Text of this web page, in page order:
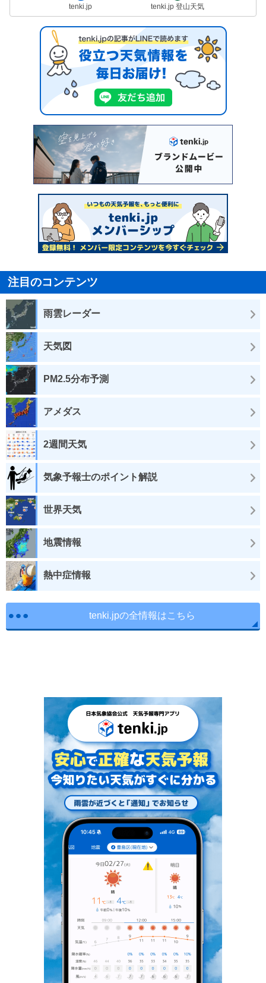
tenki.jp tenki.jp 登山天気
注目のコンテンツ
雨雲レーダー
天気図
PM2.5分布予測
アメダス
2週間天気
気象予報士のポイント解説
世界天気
地震情報
熱中症情報
tenki.jpの全情報はこちら